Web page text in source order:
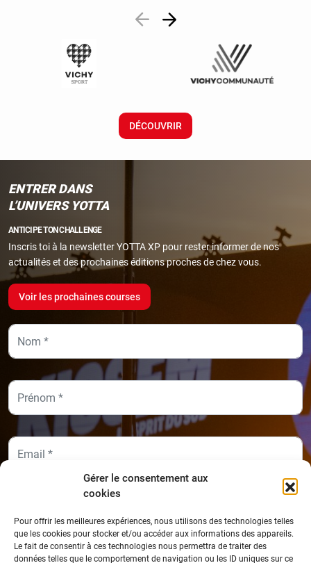
Gérer le consentement aux
cookies
Pour offrir les meilleures expériences, nous utilisons des technologies telles
que les cookies pour stocker et/ou accéder aux informations des appareils.
Le fait de consentir à ces technologies nous permettra de traiter des
données telles que le comportement de navigation ou les ID uniques sur ce
DÉCOUVRIR
ENTRER DANS
L’UNIVERS YOTTA
ANTICIPE TON CHALLENGE
Inscris toi à la newsletter YOTTA XP pour rester informer de nos
actualités et des prochaines éditions proches de chez vous.
Voir les prochaines courses
Je souhaite recevoir la newsletter.